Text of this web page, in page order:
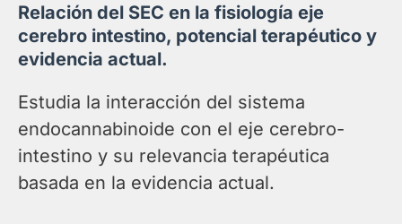
Relación del SEC en la fisiología eje
cerebro intestino, potencial terapéutico y
evidencia actual.
Estudia la interacción del sistema
endocannabinoide con el eje cerebro-
intestino y su relevancia terapéutica
basada en la evidencia actual.